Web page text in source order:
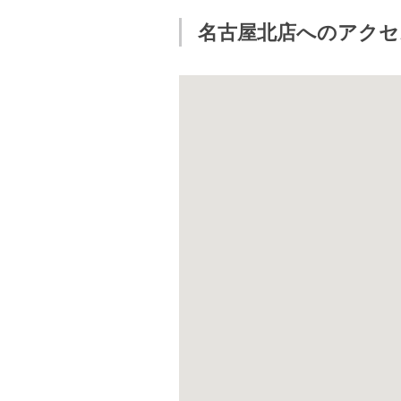
名古屋北店へのアク